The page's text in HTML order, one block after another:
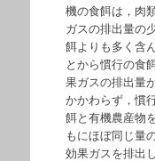
機の食餌は，肉
ガスの排出量の
餌よりも多く含
とから慣行の食
果ガスの排出量
かかわらず，慣
餌と有機農産物
もにほぼ同じ量
効果ガスを排出